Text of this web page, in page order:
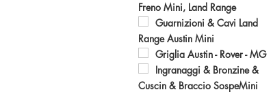
Freno Mini, Land Range
Guarnizioni & Cavi Land
Range Austin Mini
Griglia Austin - Rover - MG
Ingranaggi & Bronzine &
Cuscin & Braccio SospeMini